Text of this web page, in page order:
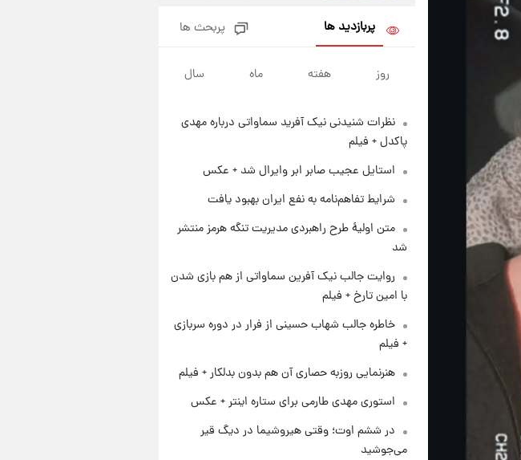
قیمت طلا و سکه امروز پنجشنبه
۱۵ مرداد ۱۴۰۵
۱ روز پیش
اعلام شد؛ شاهین، کوییک، اطلس،
جدول
سیگنال‌های جدید برای بازار طلا؛
پیش‌بینی قیمت سکه و طلا فردا
پربازدید ها پربحث ها
روز هفته ماه سال
نظرات شنیدنی نیک آفرید سماواتی درباره مهدی
پاکدل + فیلم
استایل عجیب صابر ابر وایرال شد + عکس
شرایط تفاهم‌نامه به نفع ایران بهبود یافت
متن اولیۀ طرح راهبردی مدیریت تنگه هرمز منتشر
شد
روایت جالب نیک آفرین سماواتی از هم بازی شدن
با امین تارخ + فیلم
خاطره جالب شهاب حسینی از فرار در دوره سربازی
+ فیلم
هنرنمایی روزبه حصاری آن هم بدون بدلکار + فیلم
استوری مهدی طارمی برای ستاره اینتر + عکس
در ششم اوت؛ وقتی هیروشیما در دیگ قیر
می‌جوشید